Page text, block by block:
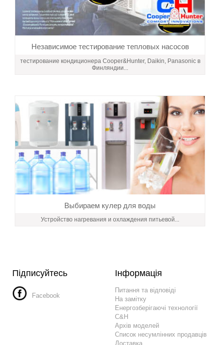
Независимое тестирование тепловых насосов
тестирование кондиционера Сooper&Hunter, Daikin, Panasonic в
Финляндии...
Выбираем кулер для воды
Устройство нагревания и охлаждения питьевой...
Підписуйтесь
Facebook
Інформація
Питання та відповіді
На замітку
Енергозберігаючі технології
C&H
Архів моделей
Список несумлінних продавців
Доставка